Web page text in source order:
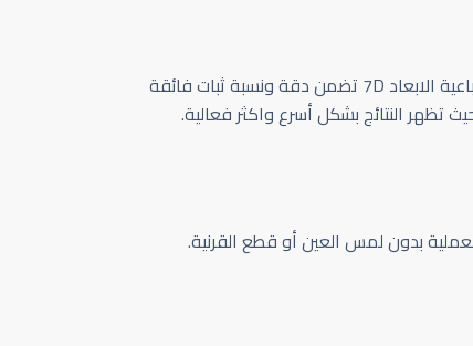
كاميرا تتبع حركة العين سباعية الابعاد 7D تضمن دقة ونسبة ثبات فائقة
تظهر النتائج بشكل أسرع واكثر فعالية.
بدون لمس العين أو قطع القرنية.